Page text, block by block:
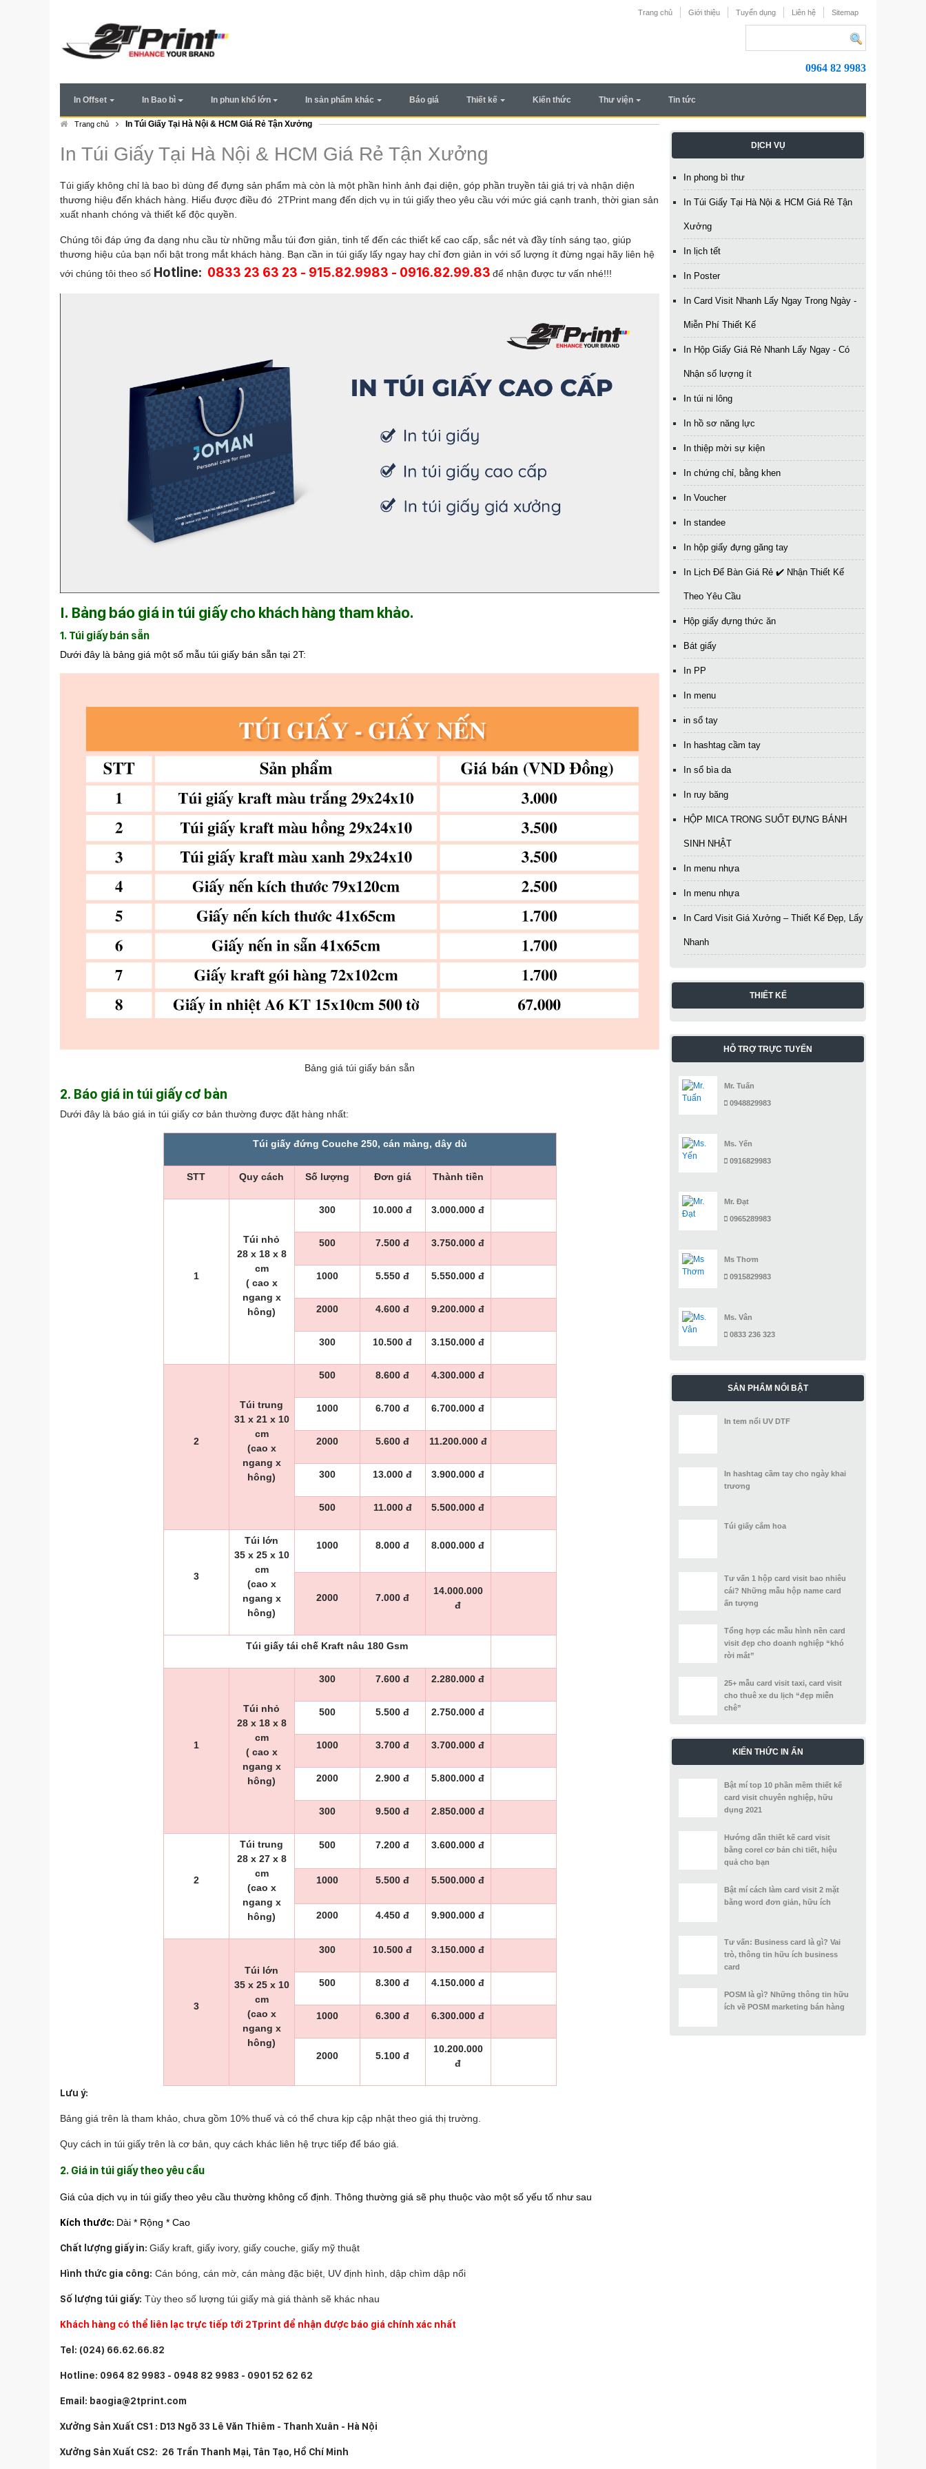
Trang chủ Giới thiệu Tuyển dụng Liên hệ Sitemap
0964 82 9983
In Offset In Bao bì In phun khổ lớn In sản phẩm khác Báo giá Thiết kế Kiến thức Thư viện Tin tức
Trang chủ In Túi Giấy Tại Hà Nội & HCM Giá Rẻ Tận Xưởng
In Túi Giấy Tại Hà Nội & HCM Giá Rẻ Tận Xưởng
Túi giấy không chỉ là bao bì dùng để đựng sản phẩm mà còn là một phần hình ảnh đại diện, góp phần truyền tải giá trị và nhận diện
thương hiệu đến khách hàng. Hiểu được điều đó 2TPrint mang đến dịch vụ in túi giấy theo yêu cầu với mức giá cạnh tranh, thời gian sản
xuất nhanh chóng và thiết kế độc quyền.
Chúng tôi đáp ứng đa dạng nhu cầu từ những mẫu túi đơn giản, tinh tế đến các thiết kế cao cấp, sắc nét và đầy tính sáng tạo, giúp
thương hiệu của bạn nổi bật trong mắt khách hàng. Bạn cần in túi giấy lấy ngay hay chỉ đơn giản in với số lượng ít đừng ngại hãy liên hệ
với chúng tôi theo số Hotline: 0833 23 63 23 - 915.82.9983 - 0916.82.99.83 để nhận được tư vấn nhé!!!
I. Bảng báo giá in túi giấy cho khách hàng tham khảo.
1. Túi giấy bán sẵn
Dưới đây là bảng giá một số mẫu túi giấy bán sẵn tại 2T:
Bảng giá túi giấy bán sẵn
2. Báo giá in túi giấy cơ bản
Dưới đây là báo giá in túi giấy cơ bản thường được đặt hàng nhất:
Túi giấy đứng Couche 250, cán màng, dây dù
STT Quy cách Số lượng Đơn giá Thành tiền
1
Túi nhỏ
28 x 18 x 8
cm
( cao x
ngang x
hông)
300 10.000 đ 3.000.000 đ
500 7.500 đ 3.750.000 đ
1000 5.550 đ 5.550.000 đ
2000 4.600 đ 9.200.000 đ
300 10.500 đ 3.150.000 đ
2
Túi trung
31 x 21 x 10
cm
(cao x
ngang x
hông)
500 8.600 đ 4.300.000 đ
1000 6.700 đ 6.700.000 đ
2000 5.600 đ 11.200.000 đ
300 13.000 đ 3.900.000 đ
500 11.000 đ 5.500.000 đ
3
Túi lớn
35 x 25 x 10
cm
(cao x
ngang x
hông)
1000 8.000 đ 8.000.000 đ
2000 7.000 đ
14.000.000
đ
Túi giấy tái chế Kraft nâu 180 Gsm
1
Túi nhỏ
28 x 18 x 8
cm
( cao x
ngang x
hông)
300 7.600 đ 2.280.000 đ
500 5.500 đ 2.750.000 đ
1000 3.700 đ 3.700.000 đ
2000 2.900 đ 5.800.000 đ
300 9.500 đ 2.850.000 đ
2
Túi trung
28 x 27 x 8
cm
(cao x
ngang x
hông)
500 7.200 đ 3.600.000 đ
1000 5.500 đ 5.500.000 đ
2000 4.450 đ 9.900.000 đ
3
Túi lớn
35 x 25 x 10
cm
(cao x
ngang x
hông)
300 10.500 đ 3.150.000 đ
500 8.300 đ 4.150.000 đ
1000 6.300 đ 6.300.000 đ
2000 5.100 đ
10.200.000
đ
Lưu ý:
Bảng giá trên là tham khảo, chưa gồm 10% thuế và có thể chưa kịp cập nhật theo giá thị trường.
Quy cách in túi giấy trên là cơ bản, quy cách khác liên hệ trực tiếp để báo giá.
2. Giá in túi giấy theo yêu cầu
Giá của dịch vụ in túi giấy theo yêu cầu thường không cố định. Thông thường giá sẽ phụ thuộc vào một số yếu tố như sau
Kích thước: Dài * Rộng * Cao
Chất lượng giấy in: Giấy kraft, giấy ivory, giấy couche, giấy mỹ thuật
Hình thức gia công: Cán bóng, cán mờ, cán màng đặc biệt, UV định hình, dập chìm dập nổi
Số lượng túi giấy: Tùy theo số lượng túi giấy mà giá thành sẽ khác nhau
Khách hàng có thể liên lạc trực tiếp tới 2Tprint để nhận được báo giá chính xác nhất
Tel: (024) 66.62.66.82
Hotline: 0964 82 9983 - 0948 82 9983 - 0901 52 62 62
Email: baogia@2tprint.com
Xưởng Sản Xuất CS1 : D13 Ngõ 33 Lê Văn Thiêm - Thanh Xuân - Hà Nội
Xưởng Sản Xuất CS2: 26 Trần Thanh Mại, Tân Tạo, Hồ Chí Minh
DỊCH VỤ
In phong bì thư
In Túi Giấy Tại Hà Nội & HCM Giá Rẻ Tận
Xưởng
In lịch tết
In Poster
In Card Visit Nhanh Lấy Ngay Trong Ngày -
Miễn Phí Thiết Kế
In Hộp Giấy Giá Rẻ Nhanh Lấy Ngay - Có
Nhận số lượng ít
In túi ni lông
In hồ sơ năng lực
In thiệp mời sự kiện
In chứng chỉ, bằng khen
In Voucher
In standee
In hộp giấy đựng găng tay
In Lịch Để Bàn Giá Rẻ ✔️ Nhận Thiết Kế
Theo Yêu Cầu
Hộp giấy đựng thức ăn
Bát giấy
In PP
In menu
in sổ tay
In hashtag cầm tay
In sổ bìa da
In ruy băng
HỘP MICA TRONG SUỐT ĐỰNG BÁNH
SINH NHẬT
In menu nhựa
In menu nhựa
In Card Visit Giá Xưởng – Thiết Kế Đẹp, Lấy
Nhanh
THIẾT KẾ
HỖ TRỢ TRỰC TUYẾN
Mr. Tuấn
0948829983
Ms. Yến
0916829983
Mr. Đạt
0965289983
Ms Thơm
0915829983
Ms. Vân
0833 236 323
SẢN PHẨM NỔI BẬT
In tem nổi UV DTF
In hashtag cầm tay cho ngày khai
trương
Túi giấy cắm hoa
Tư vấn 1 hộp card visit bao nhiêu
cái? Những mẫu hộp name card
ấn tượng
Tổng hợp các mẫu hình nền card
visit đẹp cho doanh nghiệp “khó
rời mắt”
25+ mẫu card visit taxi, card visit
cho thuê xe du lịch “đẹp miễn
chê”
KIẾN THỨC IN ẤN
Bật mí top 10 phần mềm thiết kế
card visit chuyên nghiệp, hữu
dụng 2021
Hướng dẫn thiết kế card visit
bằng corel cơ bản chi tiết, hiệu
quả cho bạn
Bật mí cách làm card visit 2 mặt
bằng word đơn giản, hữu ích
Tư vấn: Business card là gì? Vai
trò, thông tin hữu ích business
card
POSM là gì? Những thông tin hữu
ích về POSM marketing bán hàng